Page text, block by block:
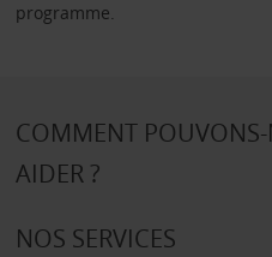
programme.
COMMENT
AIDER ?
NOS SERVICES